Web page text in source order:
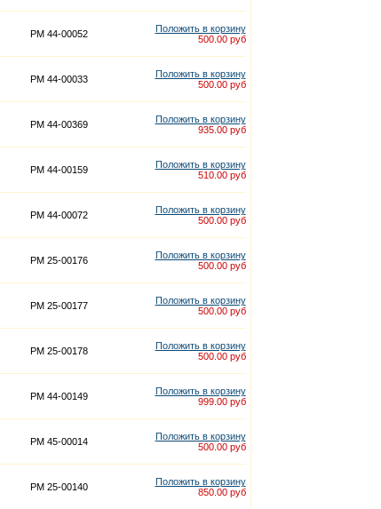
PM 44-00052
Положить в корзину
500.00 руб
PM 44-00033
Положить в корзину
500.00 руб
PM 44-00369
Положить в корзину
935.00 руб
PM 44-00159
Положить в корзину
510.00 руб
PM 44-00072
Положить в корзину
500.00 руб
PM 25-00176
Положить в корзину
500.00 руб
PM 25-00177
Положить в корзину
500.00 руб
PM 25-00178
Положить в корзину
500.00 руб
PM 44-00149
Положить в корзину
999.00 руб
PM 45-00014
Положить в корзину
500.00 руб
PM 25-00140
Положить в корзину
850.00 руб